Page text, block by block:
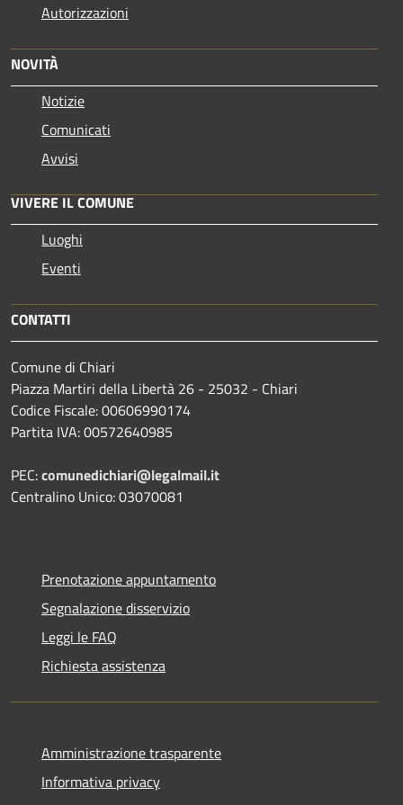
Autorizzazioni
NOVITÀ
Notizie
Comunicati
Avvisi
VIVERE IL COMUNE
Luoghi
Eventi
CONTATTI
Comune di Chiari
Piazza Martiri della Libertà 26 - 25032 - Chiari
Codice Fiscale: 00606990174
Partita IVA: 00572640985
PEC:comunedichiari@legalmail.it
Centralino Unico: 03070081
Prenotazione appuntamento
Segnalazione disservizio
Leggi le FAQ
Richiesta assistenza
Amministrazione trasparente
Informativa privacy